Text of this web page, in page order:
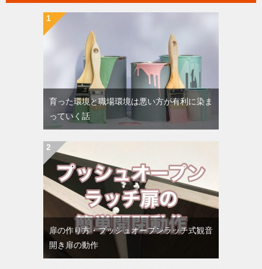
育った環境と職場環境は悪い方が有利に染ま
っていく話
扉の作り方・プッシュオープンラッチ式観音
開き扉の動作